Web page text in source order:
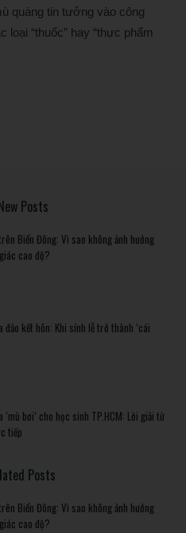
quáng tin tưởng vào công
loại “thuốc” hay “thực phẩm
Posts
Biển Đông: Vì sao không ảnh hưởng
cao độ?
đảo kết hôn: Khi sính lễ trở thành ‘cái
‘mù bơi’ cho học sinh TP.HCM: Lời giải từ
tiếp
Posts
Biển Đông: Vì sao không ảnh hưởng
cao độ?